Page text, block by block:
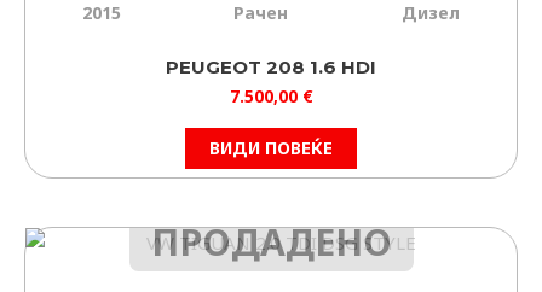
2015 Рачен Дизел
PEUGEOT 208 1.6 HDI
7.500,00 €
ВИДИ ПОВЕЌЕ
ПРОДАДЕНО